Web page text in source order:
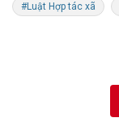
#Luật Hợp tác xã